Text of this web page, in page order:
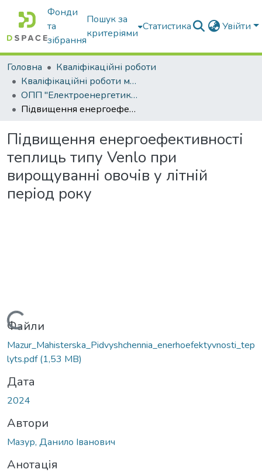
Фонди
та
зібрання
Пошук за
критеріями
Статистика Увійти
Головна
Кваліфікаційні роботи
Кваліфікаційні роботи магістрів
ОПП "Електроенергетика, електротехніка та електромеханіка"
Підвищення енергоефективності теплиць типу Venlo при вирощуванні овочів у літній період року
Підвищення енергоефективності
теплиць типу Venlo при
вирощуванні овочів у літній
період року
Вантажиться...
Файли
Mazur_Mahisterska_Pidvyshchennia_enerhoefektyvnosti_tep
lyts.pdf(1,53 MB)
Дата
2024
Автори
Мазур, Данило Іванович
Анотація